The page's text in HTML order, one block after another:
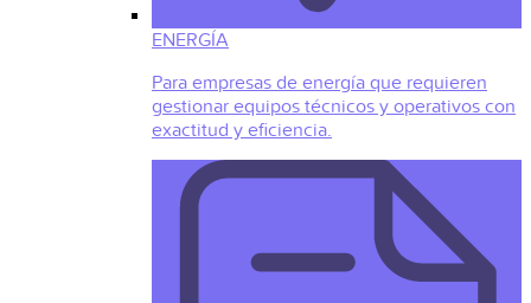
ENERGÍA
Para empresas de energía que requieren
gestionar equipos técnicos y operativos con
exactitud y eficiencia.